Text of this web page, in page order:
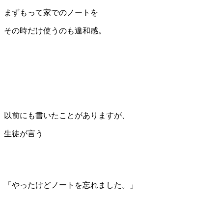
まずもって家でのノートを
その時だけ使うのも違和感。
以前にも書いたことがありますが、
生徒が言う
「やったけどノートを忘れました。」